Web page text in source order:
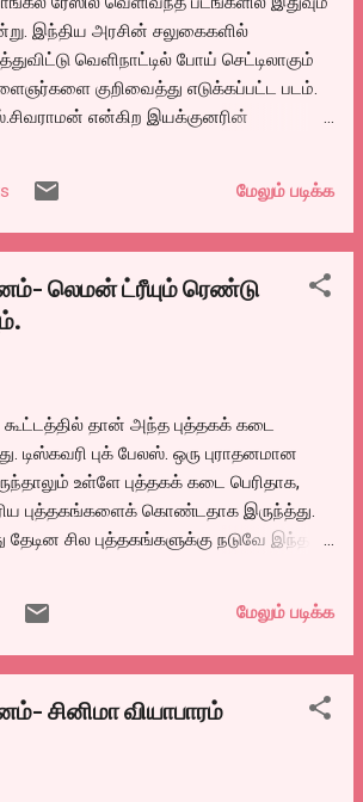
இந்திய அரசின் சலுகைகளில்
வெளிநாட்டில் போய் செட்டிலாகும்
குறிவைத்து எடுக்கப்பட்ட படம்.
என்கிற இயக்குனரின்
முதல் படத்தில் ஏதும்
கொள்ளவில்லை போலிருக்கிறது. என்ன
போன்ற சீரியஸான விஷயமாய்
படம் பூராவும் ஆளாளுக்கு
இருக்கிறது. பின்ன பாருங்க..
பேசினால் எப்படி இருக்கும்? இதில்
வேறு காமெடி செய்கிறேன் என்று
இங்கிலீஷ் காமெடி செய்கிறார். மிக
தனமான கதை சொல்ல, மேக்கிங்,
எந்த விதத்திலும் எங்கேயும் பாராட்டி
இரண்டு மணி நேரத்தில் சீட்டில் உட்கார
ஆசைப்பட்டா.. சொல்லுங்க..
மேலும் படிக்க
லெமன் ட்ரீயும் ரெண்டு
தான் அந்த புத்தகக் கடை
டிஸ்கவரி புக் பேலஸ். ஒரு புராதனமான
உள்ளே புத்தகக் கடை பெரிதாக,
புத்தகங்களைக் கொண்டதாக இருந்த்து.
தேடின சில புத்தகங்களுக்கு நடுவே இந்த
டக்கீலாவும்” என்ற புத்தகம். எனக்கு
என்பது எப்போதும் கிடையாது. என்
முறை என் இலக்கிய நண்பர்களூடய
புத்தகத்தை எனக்கு படிக்க
மேலும் படிக்க
சினிமா வியாபாரம்